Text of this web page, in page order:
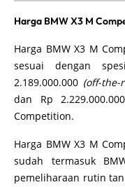
Harga BMW X3 M
Harga BMW X3 M
sesuai dengan
2.189.000.000 (off-the-
dan Rp
Competition.
Harga BMW X3 M
sudah termasuk
pemeliharaan rutin